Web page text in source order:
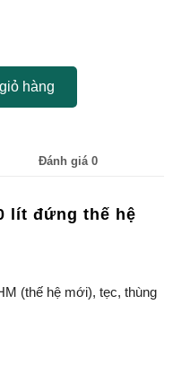
hàng
Đánh giá 0
lít đứng thế hệ
(thế hệ mới), tẹc, thùng